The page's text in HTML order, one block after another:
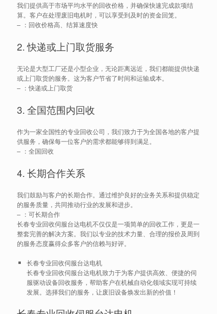
我们提供高于市场平均水平的回收价格，并确保快速完成款项结
算。客户在处理废旧电机时，可以享受到及时的资金回笼。
– ：回收价格高、结算速度快
2. 快递或上门取货服务
无论是大型工厂还是小型企业，无论距离远近，我们都能提供快递
或上门取货的服务。这为客户节省了时间和运输成本。
– ：快递或上门取货
3. 全国范围内回收
作为一家全国性的专业回收公司，我们致力于为全国各地的客户提
供服务，确保每一位客户的需求都能够得到满足。
– ：全国回收
4. 长期合作关系
我们鼓励与客户的长期合作。通过维护良好的业务关系和提供稳定
的服务质量，共同推动行业的发展和进步。
– ：可长期合作
长春专业回收伺服台达电机不仅仅是一项简单的回收工作，更是一
整套完善的解决方案。我们以专业的技术力量、合理的报价及周到
的服务态度赢得众多客户的信赖与好评。
长春专业回收伺服台达电机
长春专业回收伺服台达电机致力于为客户提供高效、便捷的伺
服驱动设备回收服务，帮助客户在机械自动化领域实现可持续
发展。选择我们的服务，让废旧设备焕发出新的价值！